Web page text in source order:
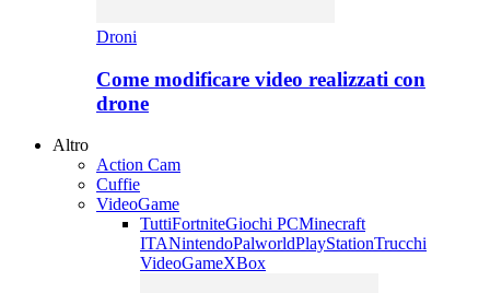
Droni
Come modificare video realizzati con
drone
Altro
Action Cam
Cuffie
VideoGame
TuttiFortniteGiochi PCMinecraft
ITANintendoPalworldPlayStationTrucchi
VideoGameXBox